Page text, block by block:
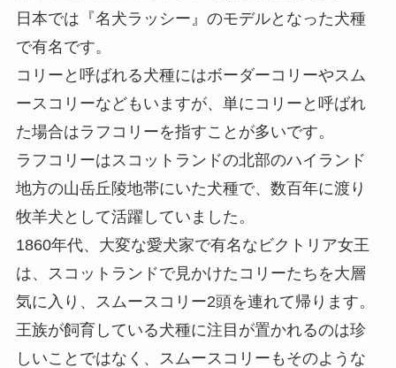
日本では『名犬ラッシー』のモデルとなった犬種
で有名です。
コリーと呼ばれる犬種にはボーダーコリーやスム
ースコリーなどもいますが、単にコリーと呼ばれ
た場合はラフコリーを指すことが多いです。
ラフコリーはスコットランドの北部のハイランド
地方の山岳丘陵地帯にいた犬種で、数百年に渡り
牧羊犬として活躍していました。
1860年代、大変な愛犬家で有名なビクトリア女王
は、スコットランドで見かけたコリーたちを大層
気に入り、スムースコリー2頭を連れて帰ります。
王族が飼育している犬種に注目が置かれるのは珍
しいことではなく、スムースコリーもそのような